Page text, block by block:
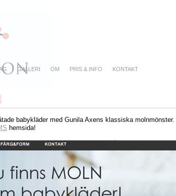
GALLERI OM PRIS & INFO KONTAKT
babykläder med Gunila Axens klassiska molnmönster.
hemsida!